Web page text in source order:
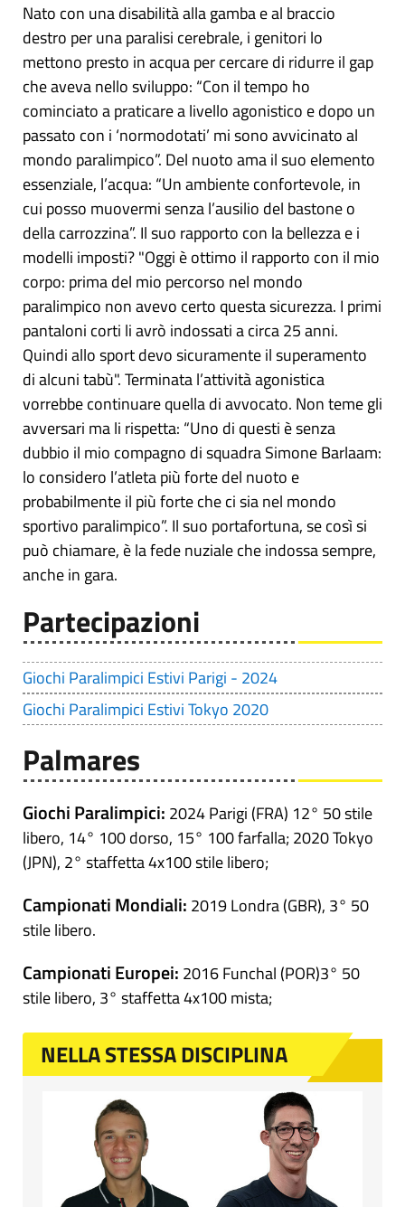
Nato con una disabilità alla gamba e al braccio
destro per una paralisi cerebrale, i genitori lo
mettono presto in acqua per cercare di ridurre il gap
che aveva nello sviluppo: “Con il tempo ho
cominciato a praticare a livello agonistico e dopo un
passato con i ‘normodotati’ mi sono avvicinato al
mondo paralimpico”. Del nuoto ama il suo elemento
essenziale, l’acqua: “Un ambiente confortevole, in
cui posso muovermi senza l’ausilio del bastone o
della carrozzina”. Il suo rapporto con la bellezza e i
modelli imposti? "Oggi è ottimo il rapporto con il mio
corpo: prima del mio percorso nel mondo
paralimpico non avevo certo questa sicurezza. I primi
pantaloni corti li avrò indossati a circa 25 anni.
Quindi allo sport devo sicuramente il superamento
di alcuni tabù". Terminata l’attività agonistica
vorrebbe continuare quella di avvocato. Non teme gli
avversari ma li rispetta: “Uno di questi è senza
dubbio il mio compagno di squadra Simone Barlaam:
lo considero l’atleta più forte del nuoto e
probabilmente il più forte che ci sia nel mondo
sportivo paralimpico”. Il suo portafortuna, se così si
può chiamare, è la fede nuziale che indossa sempre,
anche in gara.
Partecipazioni
Giochi Paralimpici Estivi Parigi - 2024
Giochi Paralimpici Estivi Tokyo 2020
Palmares
Giochi Paralimpici: 2024 Parigi (FRA) 12° 50 stile
libero, 14° 100 dorso, 15° 100 farfalla; 2020 Tokyo
(JPN), 2° staffetta 4x100 stile libero;
Campionati Mondiali: 2019 Londra (GBR), 3° 50
stile libero.
Campionati Europei: 2016 Funchal (POR)3° 50
stile libero, 3° staffetta 4x100 mista;
NELLA STESSA DISCIPLINA